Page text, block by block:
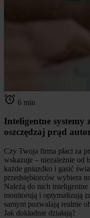
6 min
Inteligentne systemy
oszczędzaj prąd
Czy Twoja firma płaci za
wskazuje – niezależnie od
każde gniazdko i gasić
przedsiębiorców wybiera
Należą do nich
monitorują i optymalizują
samym pozwalają realnie
Jak dokładnie działają?